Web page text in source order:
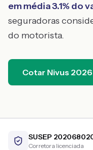
em média3.1% do
seguradoras
do motorista.
Cotar Nivus 2026
SUSEP
Corretora licenciada